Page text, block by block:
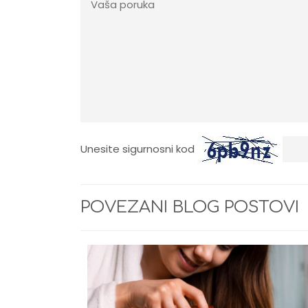
Unesite sigurnosni kod
POVEZANI BLOG POSTOVI